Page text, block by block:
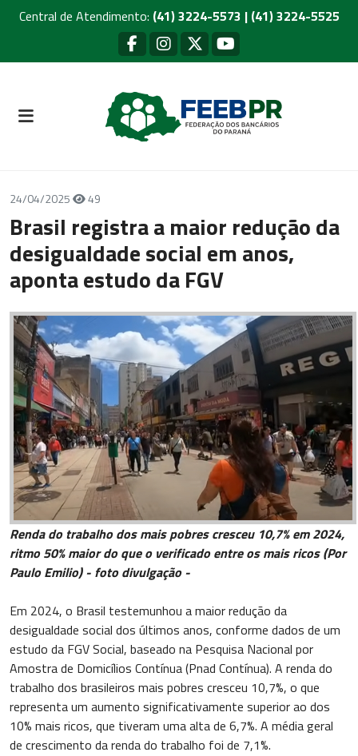
Central de Atendimento: (41) 3224-5573 | (41) 3224-5525
24/04/2025 49
Brasil registra a maior redução da
desigualdade social em anos,
aponta estudo da FGV
Renda do trabalho dos mais pobres cresceu 10,7% em 2024,
ritmo 50% maior do que o verificado entre os mais ricos (Por
Paulo Emilio) - foto divulgação -
Em 2024, o Brasil testemunhou a maior redução da
desigualdade social dos últimos anos, conforme dados de um
estudo da FGV Social, baseado na Pesquisa Nacional por
Amostra de Domicílios Contínua (Pnad Contínua). A renda do
trabalho dos brasileiros mais pobres cresceu 10,7%, o que
representa um aumento significativamente superior ao dos
10% mais ricos, que tiveram uma alta de 6,7%. A média geral
de crescimento da renda do trabalho foi de 7,1%.